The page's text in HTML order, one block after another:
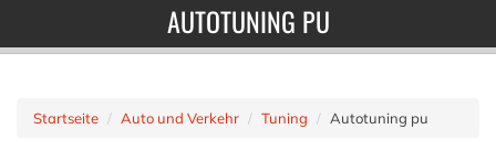
AUTOTUNING PU
Startseite Auto und Verkehr Tuning Autotuning pu